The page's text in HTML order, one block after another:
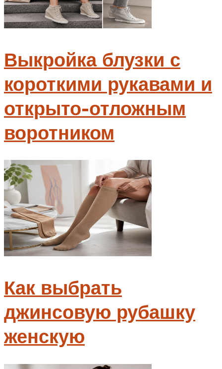
Выкройка блузки с
короткими рукавами и
открыто-отложным
воротником
Как выбрать
джинсовую рубашку
женскую